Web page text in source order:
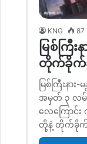
KNG 87
မြစ်ကြီ
တိုက်ခိုက်ခံ
မြစ်ကြီးနာ
အမှတ် ၃ လမ်
လေကြောင်း
တို့နဲ့ တိုက်ခိုက်ခဲ့